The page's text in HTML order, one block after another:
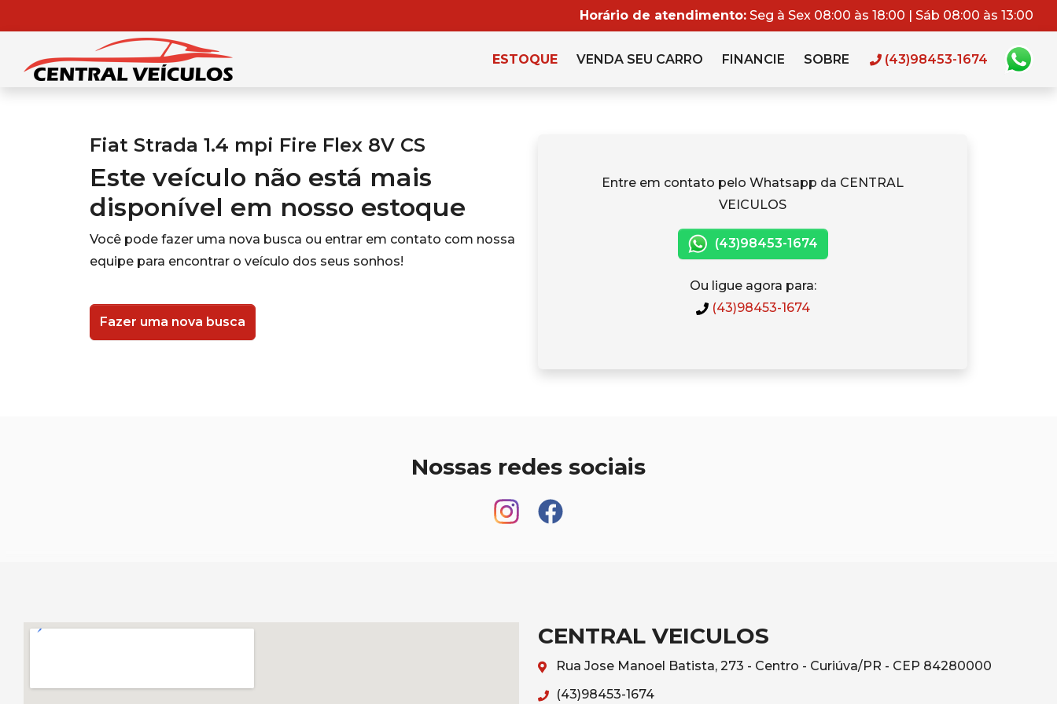
Horário de atendimento: Seg à Sex 08:00 às 18:00 | Sáb 08:00 às 13:00
ESTOQUE VENDA SEU CARRO FINANCIE SOBRE (43)98453-1674
Fiat Strada 1.4 mpi Fire Flex 8V CS
Este veículo não está mais
disponível em nosso estoque
Você pode fazer uma nova busca ou entrar em contato com nossa
equipe para encontrar o veículo dos seus sonhos!
Fazer uma nova busca
Entre em contato pelo Whatsapp da CENTRAL
VEICULOS
(43)98453-1674
Ou ligue agora para:
(43)98453-1674
Nossas redes sociais
CENTRAL VEICULOS
Rua Jose Manoel Batista, 273 - Centro - Curiúva/PR - CEP 84280000
(43)98453-1674